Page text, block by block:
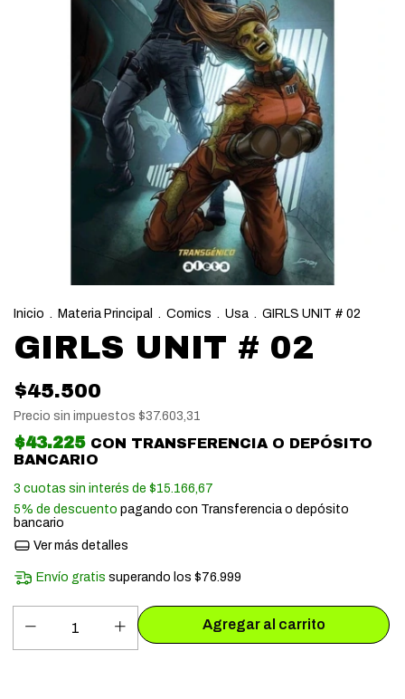
Inicio . Materia Principal . Comics . Usa . GIRLS UNIT # 02
GIRLS UNIT # 02
$45.500
Precio sin impuestos $37.603,31
$43.225 CON TRANSFERENCIA O DEPÓSITO
BANCARIO
3 cuotas sin interés de $15.166,67
5% de descuento pagando con Transferencia o depósito
bancario
Ver más detalles
Envío gratis superando los$76.999